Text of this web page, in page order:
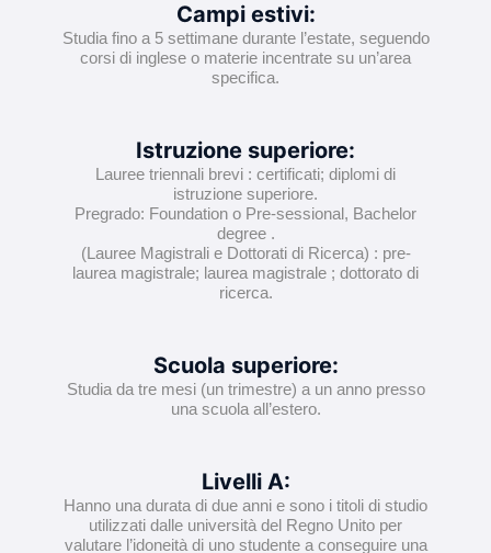
Campi estivi:
Studia fino a 5 settimane durante l’estate, seguendo
corsi di inglese o materie incentrate su un’area
specifica.
Istruzione superiore:
Lauree triennali brevi : certificati; diplomi di
istruzione superiore.
Pregrado: Foundation o Pre-sessional, Bachelor
degree .
(Lauree Magistrali e Dottorati di Ricerca) : pre-
laurea magistrale; laurea magistrale ; dottorato di
ricerca.
Scuola superiore:
Studia da tre mesi (un trimestre) a un anno presso
una scuola all’estero.
Livelli A:
Hanno una durata di due anni e sono i titoli di studio
utilizzati dalle università del Regno Unito per
valutare l’idoneità di uno studente a conseguire una